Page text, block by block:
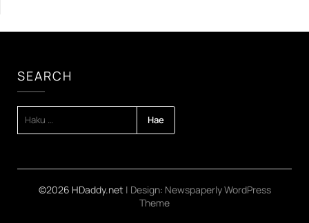
SEARCH
©2026 HDaddy.net | Design: Newspaperly WordPress
Theme